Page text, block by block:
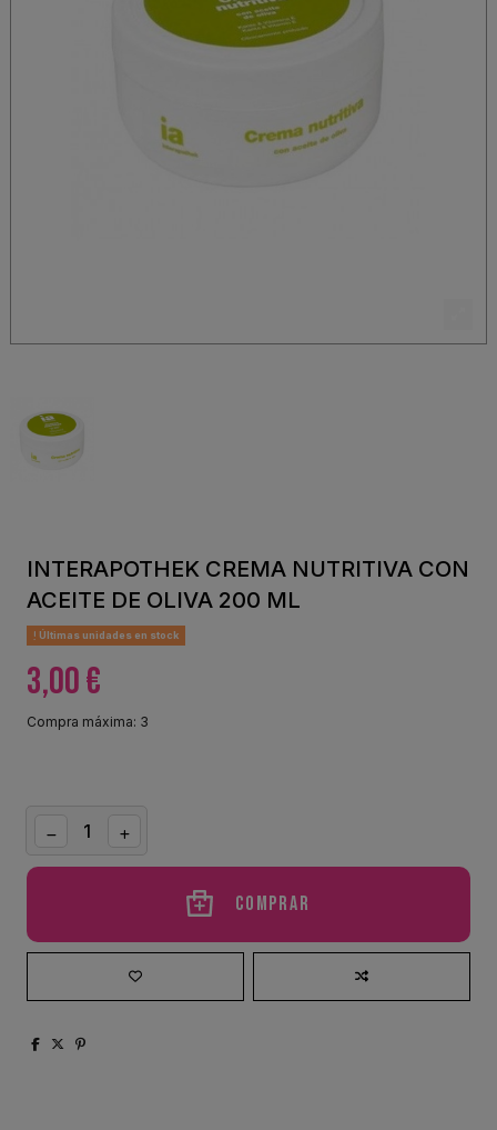
INTERAPOTHEK CREMA NUTRITIVA CON
ACEITE DE OLIVA 200 ML
Últimas unidades en stock
3,00 €
Compra máxima: 3
Comprar